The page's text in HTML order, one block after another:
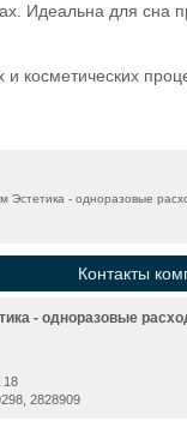
Идеальна для
Эстетика - одноразовые
Контакты
- одноразовые
18
2828909